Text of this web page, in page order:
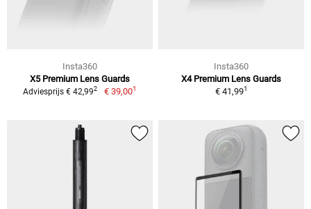
Insta360
X5 Premium Lens Guards
Adviesprijs € 42,992 € 39,001
Insta360
X4 Premium Lens Guards
€ 41,991